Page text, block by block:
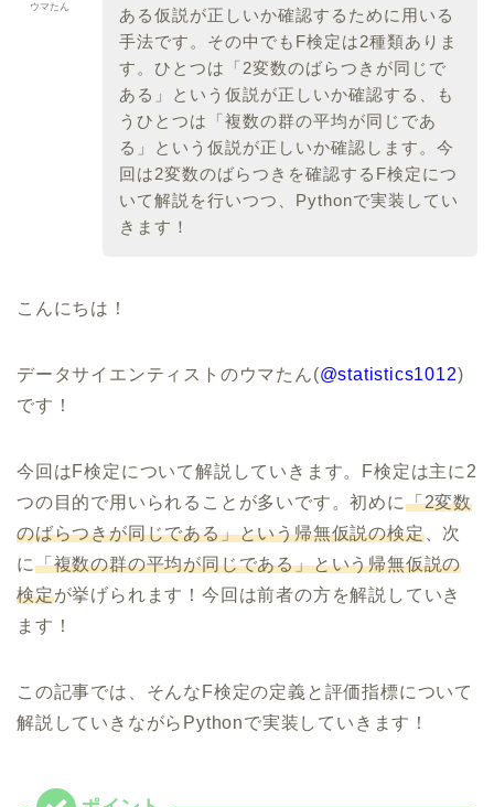
ウマたん
ある仮説が正しいか確認するために用いる
手法です。その中でもF検定は2種類ありま
す。ひとつは「2変数のばらつきが同じで
ある」という仮説が正しいか確認する、も
うひとつは「複数の群の平均が同じであ
る」という仮説が正しいか確認します。今
回は2変数のばらつきを確認するF検定につ
いて解説を行いつつ、Pythonで実装してい
きます！
こんにちは！
データサイエンティストのウマたん(@statistics1012)
です！
今回はF検定について解説していきます。F検定は主に2
つの目的で用いられることが多いです。初めに「2変数
のばらつきが同じである」という帰無仮説の検定、次
に「複数の群の平均が同じである」という帰無仮説の
検定が挙げられます！今回は前者の方を解説していき
ます！
この記事では、そんなF検定の定義と評価指標について
解説していきながらPythonで実装していきます！